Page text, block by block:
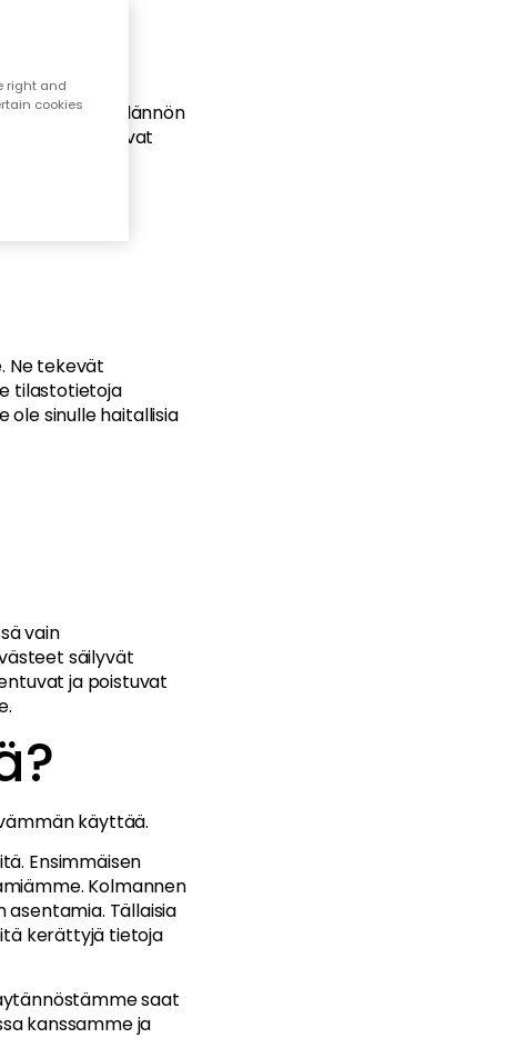
lainsäädännön
seuraavat
Ne tekevät
tilastotietoja
ole sinulle haitallisia
vain
säilyvät
ja poistuvat
käyttää.
Ensimmäisen
Kolmannen
Tällaisia
kerättyjä tietoja
saat
kanssamme ja
right and
cookies